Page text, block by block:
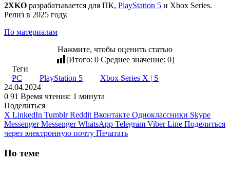
2XKO разрабатывается для ПК, PlayStation 5 и Xbox Series.
Релиз в 2025 году.
По материалам
Нажмите, чтобы оценить статью
[Итого: 0 Среднее значение: 0]
Теги
PC
PlayStation 5
Xbox Series X | S
24.04.2024
0 91 Время чтения: 1 минута
Поделиться
X LinkedIn Tumblr Reddit Вконтакте Одноклассники Skype
Messenger Messenger WhatsApp Telegram Viber Line Поделиться
через электронную почту Печатать
По теме